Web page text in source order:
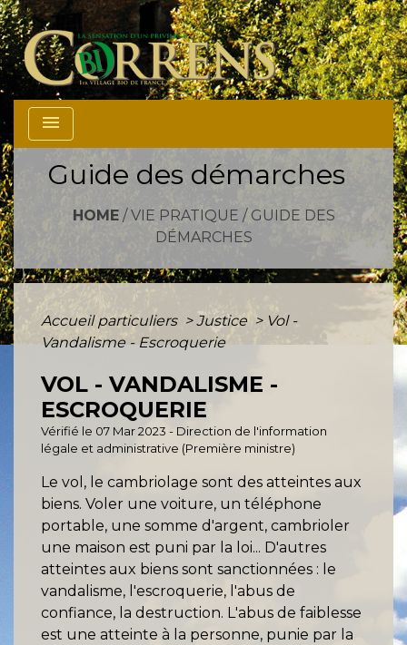
menu
Guide des démarches
HOME/VIE PRATIQUE / GUIDE DES
DÉMARCHES
Accueil particuliers > Justice > Vol -
Vandalisme - Escroquerie
VOL - VANDALISME -
ESCROQUERIE
Vérifié le 07 Mar 2023 - Direction de l'information
légale et administrative (Première ministre)
Le vol, le cambriolage sont des atteintes aux
biens. Voler une voiture, un téléphone
portable, une somme d'argent, cambrioler
une maison est puni par la loi... D'autres
atteintes aux biens sont sanctionnées : le
vandalisme, l'escroquerie, l'abus de
confiance, la destruction. L'abus de faiblesse
est une atteinte à la personne, punie par la